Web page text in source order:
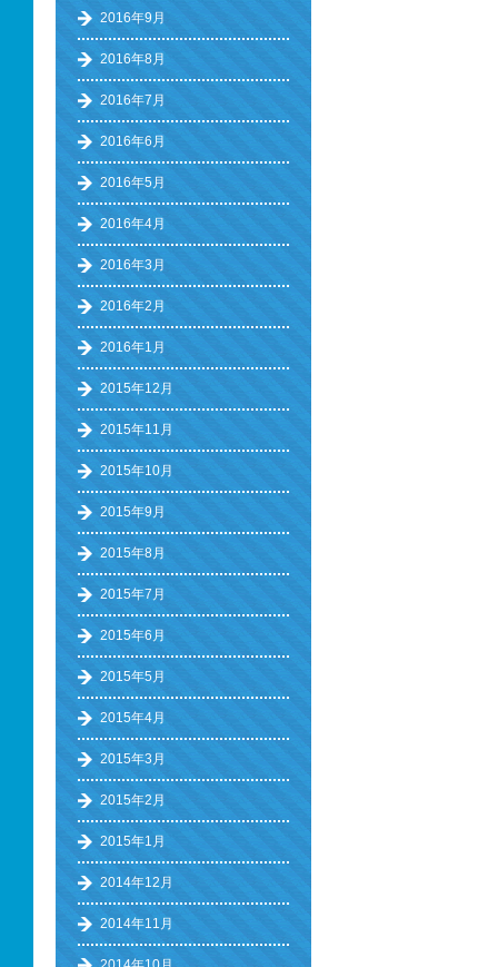
2016年9月
2016年8月
2016年7月
2016年6月
2016年5月
2016年4月
2016年3月
2016年2月
2016年1月
2015年12月
2015年11月
2015年10月
2015年9月
2015年8月
2015年7月
2015年6月
2015年5月
2015年4月
2015年3月
2015年2月
2015年1月
2014年12月
2014年11月